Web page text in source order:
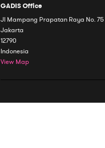
GADIS Office
Jl Mampang Prapatan Raya No. 75
Jakarta
12790
Indonesia
View Map